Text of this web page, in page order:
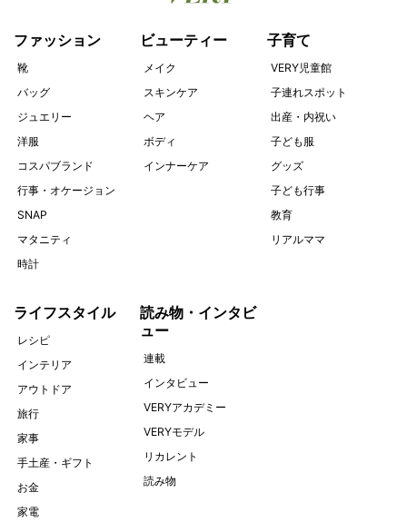
ファッション
靴
バッグ
ジュエリー
洋服
コスパブランド
行事・オケージョン
SNAP
マタニティ
時計
ビューティー
メイク
スキンケア
ヘア
ボディ
インナーケア
子育て
VERY児童館
子連れスポット
出産・内祝い
子ども服
グッズ
子ども行事
教育
リアルママ
ライフスタイル
レシピ
インテリア
アウトドア
旅行
家事
手土産・ギフト
お金
家電
読み物・インタビ
ュー
連載
インタビュー
VERYアカデミー
VERYモデル
リカレント
読み物